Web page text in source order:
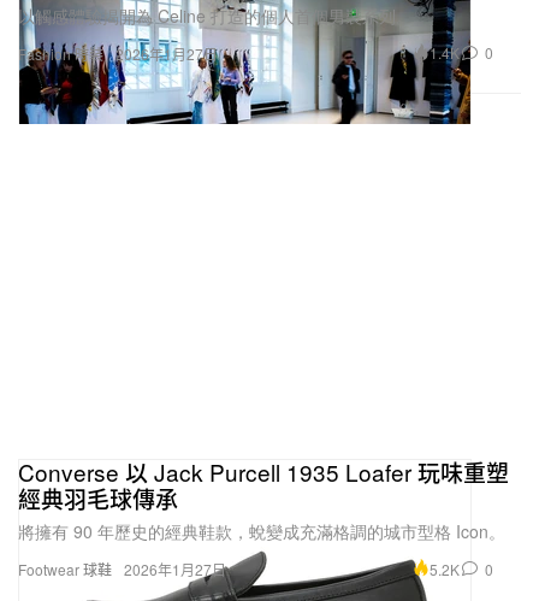
Fashion 時裝
以觸感體驗揭開為 Celine 打造的個人首個男裝系列。
2026年1月27日 1.4K 0
Footwear 球鞋
Converse 以 Jack Purcell 1935 Loafer 玩味重塑
經典羽毛球傳承
將擁有 90 年歷史的經典鞋款，蛻變成充滿格調的城市型格 Icon。
2026年1月27日 5.2K 0